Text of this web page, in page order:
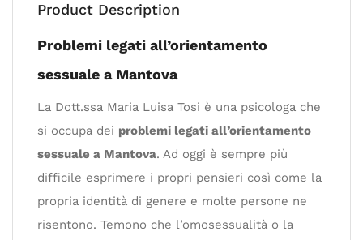
Product Description
Problemi legati all’orientamento
sessuale a Mantova
La Dott.ssa Maria Luisa Tosi è una psicologa che
si occupa dei problemi legati all’orientamento
sessuale a Mantova. Ad oggi è sempre più
difficile esprimere i propri pensieri così come la
propria identità di genere e molte persone ne
risentono. Temono che l’omosessualità o la